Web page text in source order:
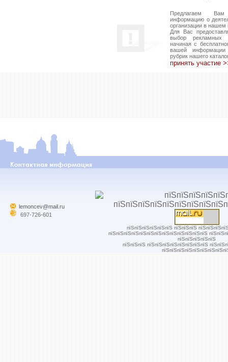
Предлагаем Вам
информацию о
организации в нашем
Для Вас
выбор рекламных
начиная с
вашей
рубрик нашего
принять участие
lemoncev@mail.ru
697-726-601
пїЅпїЅпїЅпїЅпїЅпїЅ пїЅпїЅпїЅ
пїЅпїЅпїЅпїЅпїЅпїЅпїЅпїЅпїЅпїЅпїЅпїЅпїЅ
пїЅпїЅпїЅпїЅпїЅ
пїЅпїЅпїЅ пїЅпїЅпїЅпїЅпїЅпїЅпїЅпїЅ